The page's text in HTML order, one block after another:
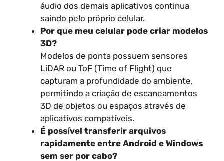
áudio dos demais aplicativos continua
saindo pelo próprio celular.
Por que meu celular pode criar modelos
3D?
Modelos de ponta possuem sensores
LiDAR ou ToF (Time of Flight) que
capturam a profundidade do ambiente,
permitindo a criação de escaneamentos
3D de objetos ou espaços através de
aplicativos compatíveis.
É possível transferir arquivos
rapidamente entre Android e Windows
sem ser por cabo?